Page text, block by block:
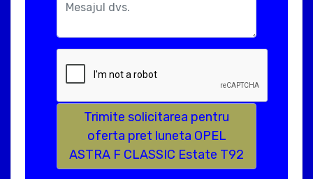
Trimite solicitarea pentru
oferta pret luneta OPEL
ASTRA F CLASSIC Estate T92